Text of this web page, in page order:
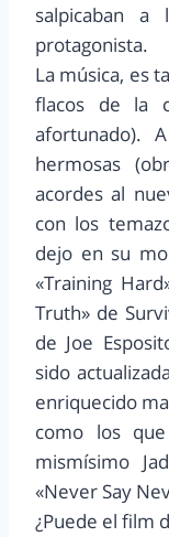
salpicaban
protagonista.
La música, es
flacos de la
afortunado).
hermosas
acordes al
con los
dejo en su
«Training
Truth» de
de Joe
sido
enriquecido
como los
mismísimo
«Never Say
¿Puede el film